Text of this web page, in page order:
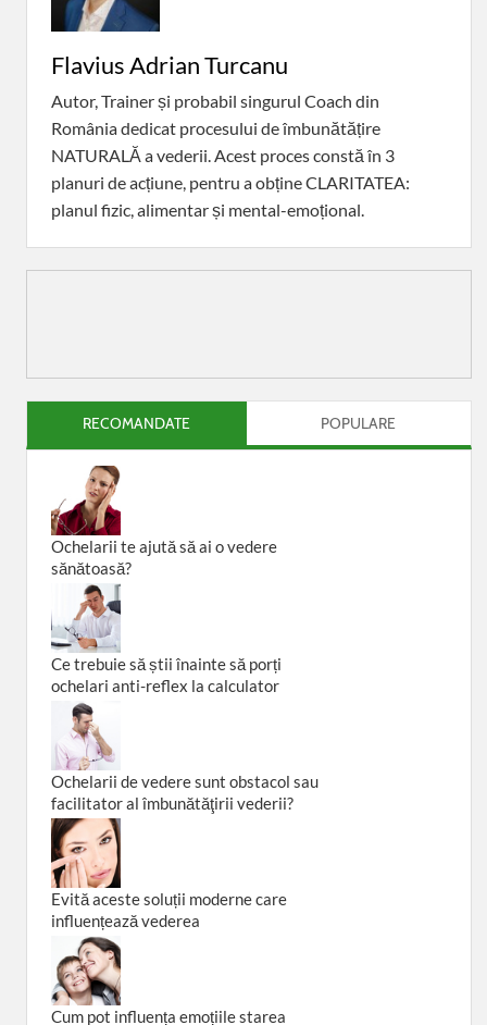
Flavius Adrian Turcanu
Autor, Trainer și probabil singurul Coach din
România dedicat procesului de îmbunătățire
NATURALĂ a vederii. Acest proces constă în 3
planuri de acțiune, pentru a obține CLARITATEA:
planul fizic, alimentar și mental-emoțional.
RECOMANDATE POPULARE
Ochelarii te ajută să ai o vedere
sănătoasă?
Ce trebuie să știi înainte să porți
ochelari anti-reflex la calculator
Ochelarii de vedere sunt obstacol sau
facilitator al îmbunătăţirii vederii?
Evită aceste soluții moderne care
influențează vederea
Cum pot influența emoțiile starea